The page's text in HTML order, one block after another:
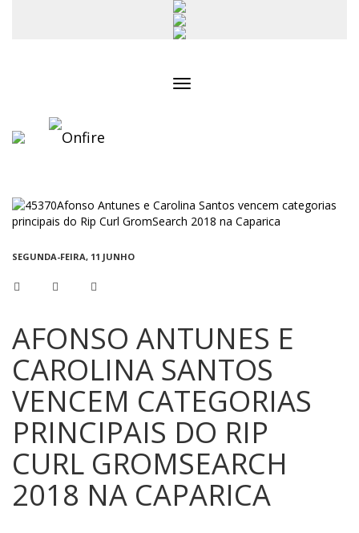
SEGUNDA-FEIRA, 11 JUNHO
AFONSO ANTUNES E
CAROLINA SANTOS
VENCEM CATEGORIAS
PRINCIPAIS DO RIP
CURL GROMSEARCH
2018 NA CAPARICA